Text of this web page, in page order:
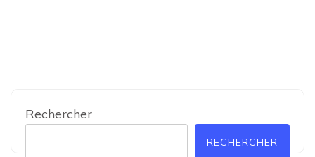
Rechercher
RECHERCHER